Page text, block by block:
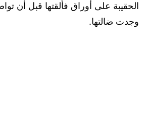
الحقيبة على أوراق فألقتها قبل أن
وجدت ضالتها.